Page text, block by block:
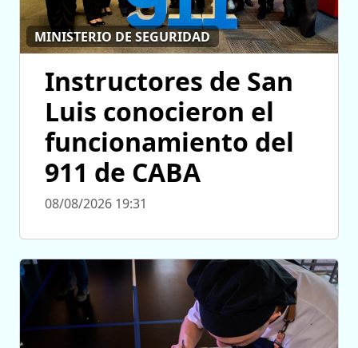
MINISTERIO DE SEGURIDAD
Instructores de San
Luis conocieron el
funcionamiento del
911 de CABA
08/08/2026 19:31